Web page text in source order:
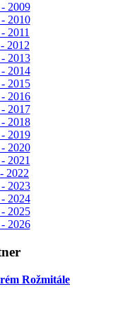
2009
2010
2011
2012
2013
2014
2015
2016
2017
2018
2019
2020
2021
2022
2023
2024
2025
2026
Rožmitále